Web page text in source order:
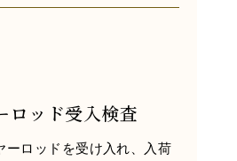
ロッド受入検査
ーロッドを受け入れ、入荷